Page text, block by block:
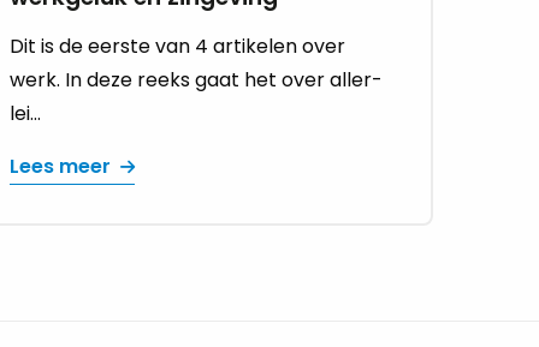
Dit is de eer­ste van 4 ar­ti­ke­len over
werk. In deze reeks gaat het over al­ler­
lei...
Lees meer